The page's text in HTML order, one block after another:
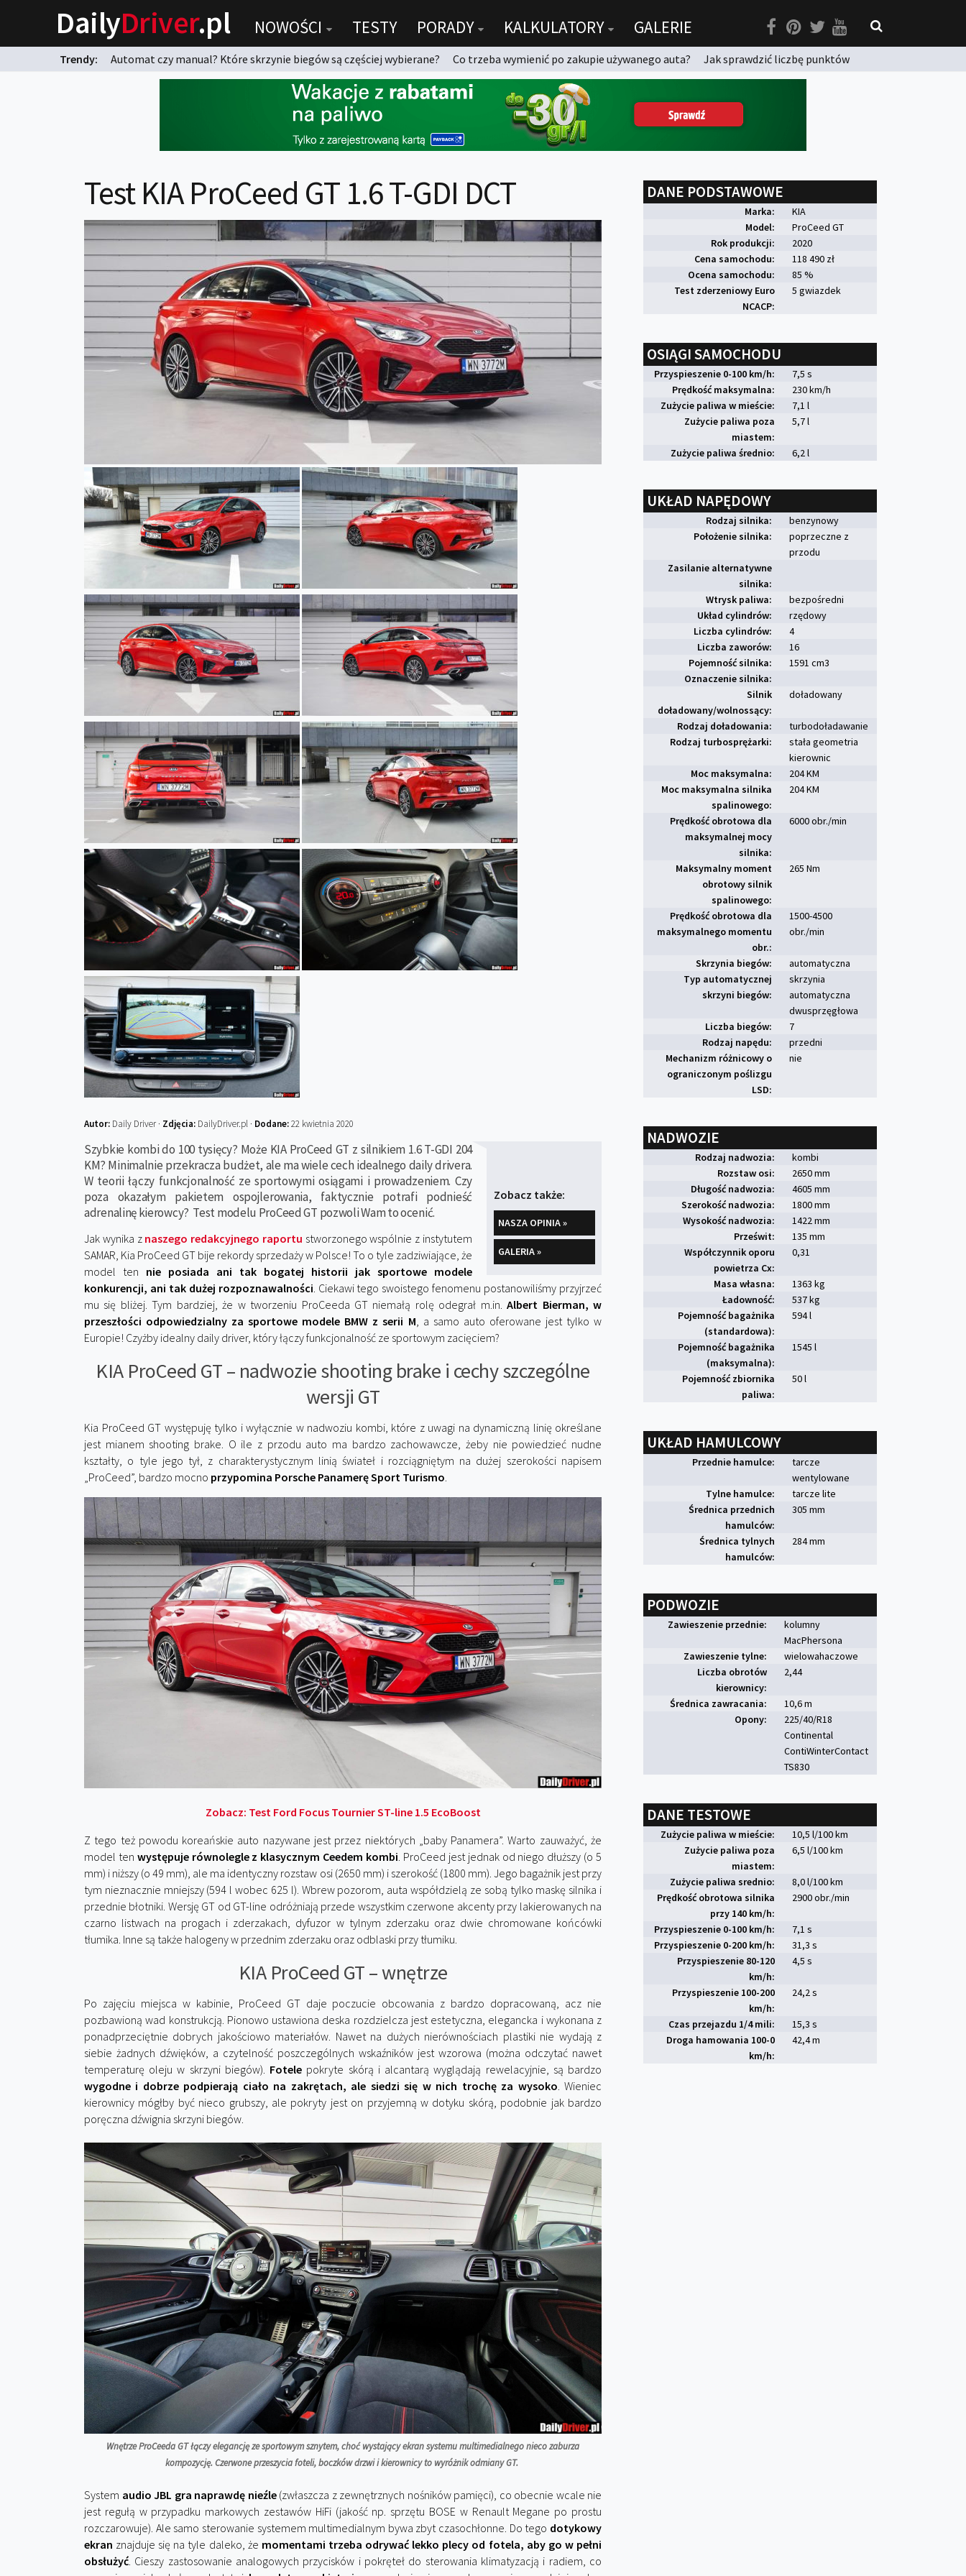
DailyDriver.pl NOWOŚCI TESTY PORADY KALKULATORY GALERIE
Trendy: Automat czy manual? Które skrzynie biegów są częściej wybierane? Co trzeba wymienić po zakupie używanego auta?
Jak sprawdzić liczbę punktów
Test KIA ProCeed GT 1.6 T-GDI DCT
Autor: Daily Driver · Zdjęcia: DailyDriver.pl · Dodane:22 kwietnia 2020
Zobacz także:
NASZA OPINIA »
GALERIA »
Szybkie kombi do 100 tysięcy? Może KIA ProCeed GT z silnikiem 1.6 T-GDI 204
KM? Minimalnie przekracza budżet, ale ma wiele cech idealnego daily drivera.
W teorii łączy funkcjonalność ze sportowymi osiągami i prowadzeniem. Czy
poza okazałym pakietem ospojlerowania, faktycznie potrafi podnieść
adrenalinę kierowcy? Test modelu ProCeed GT pozwoli Wam to ocenić.
Jak wynika z naszego redakcyjnego raportu stworzonego wspólnie z instytutem
SAMAR, Kia ProCeed GT bije rekordy sprzedaży w Polsce! To o tyle zadziwiające, że
model ten nie posiada ani tak bogatej historii jak sportowe modele
konkurencji, ani tak dużej rozpoznawalności. Ciekawi tego swoistego fenomenu postanowiliśmy przyjrzeć
mu się bliżej. Tym bardziej, że w tworzeniu ProCeeda GT niemałą rolę odegrał m.in. Albert Bierman, w
przeszłości odpowiedzialny za sportowe modele BMW z serii M, a samo auto oferowane jest tylko w
Europie! Czyżby idealny daily driver, który łączy funkcjonalność ze sportowym zacięciem?
KIA ProCeed GT – nadwozie shooting brake i cechy szczególne
wersji GT
Kia ProCeed GT występuję tylko i wyłącznie w nadwoziu kombi, które z uwagi na dynamiczną linię określane
jest mianem shooting brake. O ile z przodu auto ma bardzo zachowawcze, żeby nie powiedzieć nudne
kształty, o tyle jego tył, z charakterystycznym linią świateł i rozciągniętym na dużej szerokości napisem
„ProCeed”, bardzo mocno przypomina Porsche Panamerę Sport Turismo.
Zobacz: Test Ford Focus Tournier ST-line 1.5 EcoBoost
Z tego też powodu koreańskie auto nazywane jest przez niektórych „baby Panamera”. Warto zauważyć, że
model ten występuje równolegle z klasycznym Ceedem kombi. ProCeed jest jednak od niego dłuższy (o 5
mm) i niższy (o 49 mm), ale ma identyczny rozstaw osi (2650 mm) i szerokość (1800 mm). Jego bagażnik jest przy
tym nieznacznie mniejszy (594 l wobec 625 l). Wbrew pozorom, auta współdzielą ze sobą tylko maskę silnika i
przednie błotniki. Wersję GT od GT-line odróżniają przede wszystkim czerwone akcenty przy lakierowanych na
czarno listwach na progach i zderzakach, dyfuzor w tylnym zderzaku oraz dwie chromowane końcówki
tłumika. Inne są także halogeny w przednim zderzaku oraz odblaski przy tłumiku.
KIA ProCeed GT – wnętrze
Po zajęciu miejsca w kabinie, ProCeed GT daje poczucie obcowania z bardzo dopracowaną, acz nie
pozbawioną wad konstrukcją. Pionowo ustawiona deska rozdzielcza jest estetyczna, elegancka i wykonana z
ponadprzeciętnie dobrych jakościowo materiałów. Nawet na dużych nierównościach plastiki nie wydają z
siebie żadnych dźwięków, a czytelność poszczególnych wskaźników jest wzorowa (można odczytać nawet
temperaturę oleju w skrzyni biegów). Fotele pokryte skórą i alcantarą wyglądają rewelacyjnie, są bardzo
wygodne i dobrze podpierają ciało na zakrętach, ale siedzi się w nich trochę za wysoko. Wieniec
kierownicy mógłby być nieco grubszy, ale pokryty jest on przyjemną w dotyku skórą, podobnie jak bardzo
poręczna dźwignia skrzyni biegów.
Wnętrze ProCeeda GT łączy elegancję ze sportowym sznytem, choć wystający ekran systemu multimedialnego nieco zaburza
kompozycję. Czerwone przeszycia foteli, boczków drzwi i kierownicy to wyróżnik odmiany GT.
System audio JBL gra naprawdę nieźle(zwłaszcza z zewnętrznych nośników pamięci), co obecnie wcale nie
jest regułą w przypadku markowych zestawów HiFi (jakość np. sprzętu BOSE w Renault Megane po prostu
rozczarowuje). Ale samo sterowanie systemem multimedialnym bywa zbyt czasochłonne. Do tego dotykowy
ekran znajduje się na tyle daleko, że momentami trzeba odrywać lekko plecy od fotela, aby go w pełni
obsłużyć. Cieszy zastosowanie analogowych przycisków i pokręteł do sterowania klimatyzacją i radiem, co
DANE PODSTAWOWE
Marka:
KIA
Model:
ProCeed GT
Rok produkcji:
2020
Cena samochodu:
118 490 zł
Ocena samochodu:
85 %
Test zderzeniowy Euro
NCACP:
5 gwiazdek
OSIĄGI SAMOCHODU
Przyspieszenie 0-100 km/h:
7,5 s
Prędkość maksymalna:
230 km/h
Zużycie paliwa w mieście:
7,1 l
Zużycie paliwa poza
miastem:
5,7 l
Zużycie paliwa średnio: 6,2 l
UKŁAD NAPĘDOWY
Rodzaj silnika:
benzynowy
Położenie silnika:
poprzeczne z
przodu
Zasilanie alternatywne
silnika:
Wtrysk paliwa:
bezpośredni
Układ cylindrów:
rzędowy
Liczba cylindrów:
4
Liczba zaworów:
16
Pojemność silnika:
1591 cm3
Oznaczenie silnika:
Silnik
doładowany/wolnossący:
doładowany
Rodzaj doładowania:
turbodoładawanie
Rodzaj turbosprężarki:
stała geometria
kierownic
Moc maksymalna:
204 KM
Moc maksymalna silnika
spalinowego:
204 KM
Prędkość obrotowa dla
maksymalnej mocy
silnika:
6000 obr./min
Maksymalny moment
obrotowy silnik
spalinowego:
265 Nm
Prędkość obrotowa dla
maksymalnego momentu
obr.:
1500-4500
obr./min
Skrzynia biegów:
automatyczna
Typ automatycznej
skrzyni biegów:
skrzynia
automatyczna
dwusprzęgłowa
Liczba biegów:
7
Rodzaj napędu:
przedni
Mechanizm różnicowy o
ograniczonym poślizgu
LSD:
nie
NADWOZIE
Rodzaj nadwozia:
kombi
Rozstaw osi:
2650 mm
Długość nadwozia:
4605 mm
Szerokość nadwozia:
1800 mm
Wysokość nadwozia:
1422 mm
Prześwit:
135 mm
Współczynnik oporu
powietrza Cx:
0,31
Masa własna:
1363 kg
Ładowność:
537 kg
Pojemność bagażnika
(standardowa):
594 l
Pojemność bagażnika
(maksymalna):
1545 l
Pojemność zbiornika
paliwa:
50 l
UKŁAD HAMULCOWY
Przednie hamulce:
tarcze
wentylowane
Tylne hamulce:
tarcze lite
Średnica przednich
hamulców:
305 mm
Średnica tylnych
hamulców:
284 mm
PODWOZIE
Zawieszenie przednie:
kolumny
MacPhersona
Zawieszenie tylne:
wielowahaczowe
Liczba obrotów
kierownicy:
2,44
Średnica zawracania:
10,6 m
Opony:
225/40/R18
Continental
ContiWinterContact
TS830
DANE TESTOWE
Zużycie paliwa w mieście:
10,5 l/100 km
Zużycie paliwa poza
miastem:
6,5 l/100 km
Zużycie paliwa srednio:
8,0 l/100 km
Prędkość obrotowa silnika
przy 140 km/h:
2900 obr./min
Przyspieszenie 0-100 km/h:
7,1 s
Przyspieszenie 0-200 km/h:
31,3 s
Przyspieszenie 80-120
km/h:
4,5 s
Przyspieszenie 100-200
km/h:
24,2 s
Czas przejazdu 1/4 mili:
15,3 s
Droga hamowania 100-0
km/h:
42,4 m